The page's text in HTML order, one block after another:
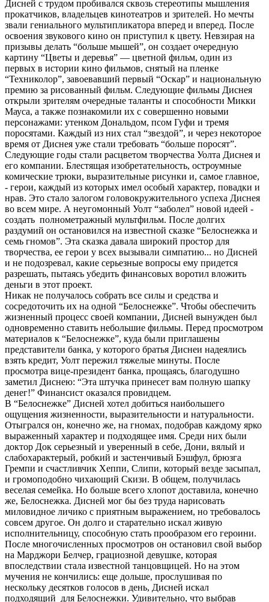
Дисней с трудом пробивался сквозь стереотипы мышления
прокатчиков, владельцев кинотеатров и зрителей. Но мечты
звали гениального мультипликатора вперед и вперед. После
освоения звукового кино он приступил к цвету. Невзирая на
призывы делать “больше мышей”, он создает очередную
картину “Цветы и деревья” — цветной фильм, один из
первых в истории кино фильмов, снятый на пленке
“Техниколор”, завоевавший первый “Оскар” и национальную
премию за рисованный фильм. Следующие фильмы Диснея
открыли зрителям очередные таланты и способности Микки
Мауса, а также познакомили их с совершенно новыми
персонажами: утенком Дональдом, псом Гуфи и тремя
поросятами. Каждый из них стал “звездой”, и через некоторое
время от Диснея уже стали требовать “больше поросят”.
Следующие годы стали расцветом творчества Уолта Диснея и
его компании. Блестящая изобретательность, остроумные
комические трюки, выразительные рисунки и, самое главное,
- герои, каждый из которых имел особый характер, повадки и
нрав. Это стало залогом головокружительного успеха Диснея
во всем мире. А неугомонный Уолт “заболел” новой идеей -
создать полнометражный мультфильм. После долгих
раздумий он остановился на известной сказке “Белоснежка и
семь гномов”. Эта сказка давала широкий простор для
творчества, ее герои у всех вызывали симпатию... но Дисней
и не подозревал, какие серьезные вопросы ему придется
разрешать, пытаясь убедить финансовых воротил вложить
деньги в этот проект.
Никак не получалось собрать все силы и средства и
сосредоточить их на одной “Белоснежке”. Чтобы обеспечить
жизненный процесс своей компании, Дисней вынужден был
одновременно ставить небольшие фильмы. Перед просмотром
материалов к “Белоснежке”, куда были приглашены
представители банка, у которого братья Диснеи надеялись
взять кредит, Уолт пережил тяжелые минуты. После
просмотра вице-президент банка, прощаясь, благодушно
заметил Диснею: “Эта штучка принесет вам полную шапку
денег!” Финансист оказался провидцем.
В “Белоснежке” Дисней хотел добиться наибольшего
ощущения жизненности, выразительности и натуральности.
Отыгрался он, конечно же, на гномах, подобрав каждому ярко
выраженный характер и подходящее имя. Среди них были
доктор Док серьезный и уверенный в себе, Дони, вялый и
слабохарактерый, робкий и застенчивый Бэшфул, брюзга
Гремпи и счастливчик Хеппи, Слипи, который везде засыпал,
и громоподобно чихающий Скизи. В общем, получилась
веселая семейка. Но больше всего хлопот доставила, конечно
же, Белоснежка. Дисней мог бы без труда нарисовать
миловидное личико с приятным выражением, но требовалось
совсем другое. Он долго и старательно искал живую
исполнительницу, способную стать прообразом его героини.
После многочисленных просмотров он остановил свой выбор
на Марджори Белчер, грациозной девушке, которая
впоследствии стала известной танцовщицей. Но на этом
мучения не кончились: еще дольше, прослушивая по
нескольку десятков голосов в день, Дисней искал
подходящий для Белоснежки. Удивительно, что выбрав